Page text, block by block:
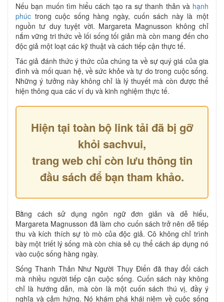
Nếu bạn muốn tìm hiểu cách tạo ra sự thanh thản và hạnh
phúc trong cuộc sống hàng ngày, cuốn sách này là một
nguồn tư duy tuyệt vời. Margareta Magnusson không chỉ
nắm vững tri thức về lối sống tối giản mà còn mang đến cho
độc giả một loạt các kỹ thuật và cách tiếp cận thực tế.
Tác giả đánh thức ý thức của chúng ta về sự quý giá của gia
đình và mối quan hệ, về sức khỏe và tự do trong cuộc sống.
Những ý tưởng này không chỉ là lý thuyết mà còn được thể
hiện thông qua các ví dụ và kinh nghiệm thực tế.
Hiện tại toàn bộ link tải đã bị gỡ
khỏi sachvui,
trang web chỉ còn lưu thông tin
đầu sách để bạn tham khảo.
Bằng cách sử dụng ngôn ngữ đơn giản và dễ hiểu,
Margareta Magnusson đã làm cho cuốn sách trở nên dễ tiếp
thu và kích thích sự tò mò của độc giả. Cô không chỉ trình
bày một triết lý sống mà còn chia sẻ cụ thể cách áp dụng nó
vào cuộc sống hàng ngày.
Sống Thanh Thản Như Người Thụy Điển đã thay đổi cách
mà nhiều người tiếp cận cuộc sống. Cuốn sách này không
chỉ là hướng dẫn, mà còn là một cuốn sách thú vị, đầy ý
nghĩa và cảm hứng. Nó khám phá khái niệm về cuộc sống